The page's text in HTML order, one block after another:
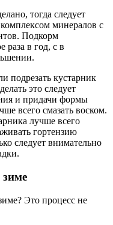
тогда следует
минералов с
Подкорм
раза в год, с в
подрезать кустарник
это следует
и придачи формы
всего смазать воском.
лучше всего
гортензию
следует внимательно
зиме
Это процесс не